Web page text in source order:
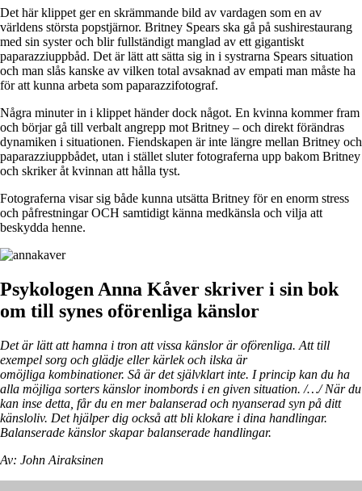
Det här klippet ger en skrämmande bild av vardagen som en av
världens största popstjärnor. Britney Spears ska gå på sushirestaurang
med sin syster och blir fullständigt manglad av ett gigantiskt
paparazziuppbåd. Det är lätt att sätta sig in i systrarna Spears situation
och man slås kanske av vilken total avsaknad av empati man måste ha
för att kunna arbeta som paparazzifotograf.
Några minuter in i klippet händer dock något. En kvinna kommer fram
och börjar gå till verbalt angrepp mot Britney – och direkt förändras
dynamiken i situationen. Fiendskapen är inte längre mellan Britney och
paparazziuppbådet, utan i stället sluter fotograferna upp bakom Britney
och skriker åt kvinnan att hålla tyst.
Fotograferna visar sig både kunna utsätta Britney för en enorm stress
och påfrestningar OCH samtidigt känna medkänsla och vilja att
beskydda henne.
Psykologen Anna Kåver skriver i sin bok
om till synes oförenliga känslor
Det är lätt att hamna i tron att vissa känslor är oförenliga. Att till
exempel sorg och glädje eller kärlek och ilska är
omöjliga kombinationer. Så är det självklart inte. I princip kan du ha
alla möjliga sorters känslor inombords i en given situation. /…/ När du
kan inse detta, får du en mer balanserad och nyanserad syn på ditt
känsloliv. Det hjälper dig också att bli klokare i dina handlingar.
Balanserade känslor skapar balanserade handlingar.
Av: John Airaksinen